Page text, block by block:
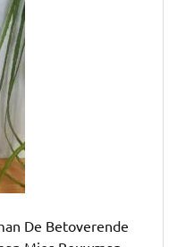
De Betoverende